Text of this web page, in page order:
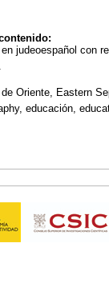
judeoespañol con
Oriente, Eastern
educación,